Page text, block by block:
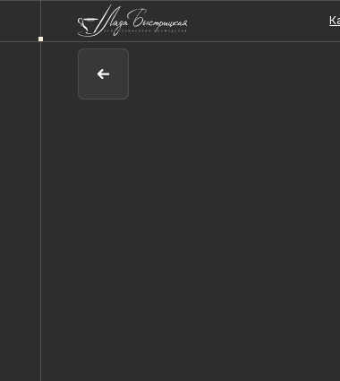
Каталог